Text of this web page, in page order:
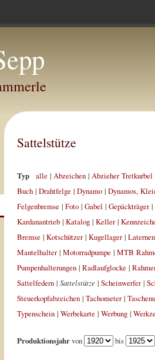
Sattelstütze
Typ alle| Abzeichen| Abzieher Tretkurbel
Buch| Drahtfelge| Dynamo| Dynamos,
Felgenbremse| Foto| Gabel | Gepäckträger|
Kardanantrieb| Katalog| Keller|
Bremse| Kotschützer| Kugellager| Laternen
Mantelhalter| Motorradpumpe| MTB
Pumpenhalterungen| Radlaufglocke|
Sattelfedern| Sattelstütze| Scheinwerfer|
Steuerkopfabzeichen| Tachometer|
Typenschein| Werbekarte| Werbung|
Produktionsjahrvon bis